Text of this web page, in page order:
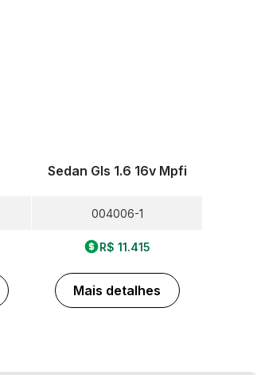
Sedan Gls 1.6 16v Mpfi
004006-1
R$ 11.415
Mais detalhes